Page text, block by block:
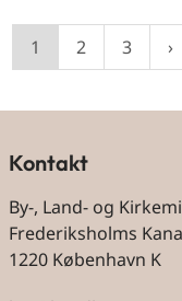
1 2 3
Kontakt
By-, Land- og
Frederiksholms
1220 København K